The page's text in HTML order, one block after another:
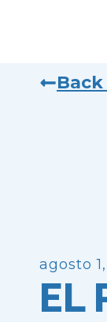
agosto
EL